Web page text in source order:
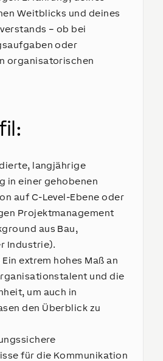
Weitblicks und deines
– ob bei
oder
organisatorischen
langjährige
in einer gehobenen
auf C-Level-Ebene oder
Projektmanagement
aus Bau,
Industrie).
extrem hohes Maß an
und die
um auch in
den Überblick zu
für die Kommunikation